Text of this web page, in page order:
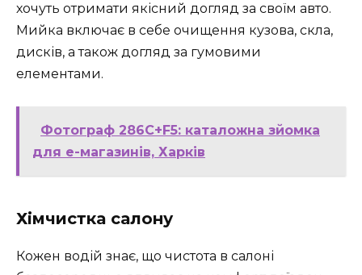
хочуть отримати якісний догляд за своїм авто.
Мийка включає в себе очищення кузова, скла,
дисків, а також догляд за гумовими
елементами.
Фотограф 286C+F5: каталожна зйомка
для e-магазинів, Харків
Хімчистка салону
Кожен водій знає, що чистота в салоні